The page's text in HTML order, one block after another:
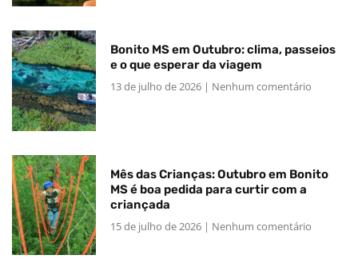
Bonito MS em Outubro: clima, passeios
e o que esperar da viagem
13 de julho de 2026
Nenhum comentário
Mês das Crianças: Outubro em Bonito
MS é boa pedida para curtir com a
criançada
15 de julho de 2026
Nenhum comentário